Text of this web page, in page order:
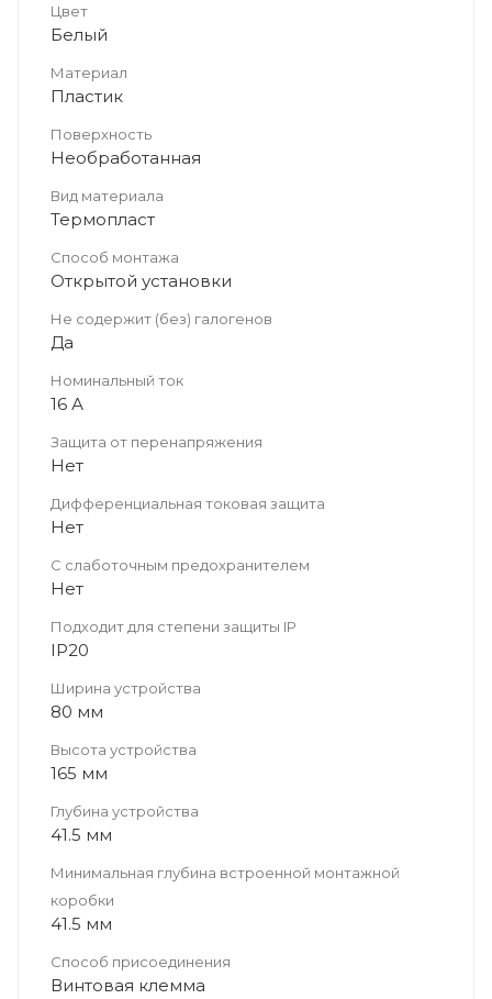
Цвет
Белый
Материал
Пластик
Поверхность
Необработанная
Вид материала
Термопласт
Способ монтажа
Открытой установки
Не содержит (без) галогенов
Да
Номинальный ток
16 А
Защита от перенапряжения
Нет
Дифференциальная токовая защита
Нет
С слаботочным предохранителем
Нет
Подходит для степени защиты IP
IP20
Ширина устройства
80 мм
Высота устройства
165 мм
Глубина устройства
41.5 мм
Минимальная глубина встроенной монтажной
коробки
41.5 мм
Способ присоединения
Винтовая клемма